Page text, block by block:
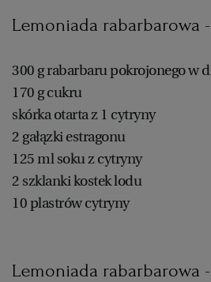
Lemoniada rabarbarowa
300 g rabarbaru pokrojonego w
170 g cukru
skórka otarta z 1 cytryny
2 gałązki estragonu
125 ml soku z cytryny
2 szklanki kostek lodu
10 plastrów cytryny
Lemoniada rabarbarowa